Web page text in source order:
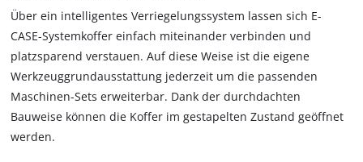
Wir benötigen deine Zustimmung, um
Google Maps laden zu können!
Über ein intelligentes Verriegelungssystem lassen sich E-
CASE-Systemkoffer einfach miteinander verbinden und
platzsparend verstauen. Auf diese Weise ist die eigene
Werkzeuggrundausstattung jederzeit um die passenden
Maschinen-Sets erweiterbar. Dank der durchdachten
Bauweise können die Koffer im gestapelten Zustand geöffnet
werden.